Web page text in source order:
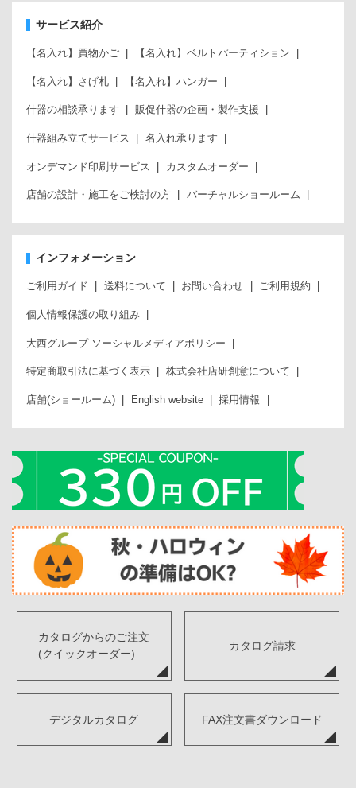
サービス紹介
【名入れ】買物かご 【名入れ】ベルトパーティション
【名入れ】さげ札 【名入れ】ハンガー
什器の相談承ります 販促什器の企画・製作支援
什器組み立てサービス 名入れ承ります
オンデマンド印刷サービス カスタムオーダー
店舗の設計・施工をご検討の方 バーチャルショールーム
インフォメーション
ご利用ガイド 送料について お問い合わせ ご利用規約
個人情報保護の取り組み
大西グループ ソーシャルメディアポリシー
特定商取引法に基づく表示 株式会社店研創意について
店舗(ショールーム) English website 採用情報
カタログからのご注文
(クイックオーダー)
カタログ請求
デジタルカタログ FAX注文書ダウンロード